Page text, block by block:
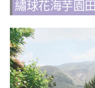
繡球花海芋園田